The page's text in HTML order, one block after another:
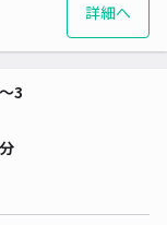
詳細へ
3